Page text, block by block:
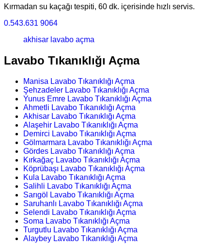
Kırmadan su kaçağı tespiti, 60 dk. içerisinde hızlı servis.
0.543.631 9064
akhisar lavabo açma
Lavabo Tıkanıklığı Açma
Manisa Lavabo Tıkanıklığı Açma
Şehzadeler Lavabo Tıkanıklığı Açma
Yunus Emre Lavabo Tıkanıklığı Açma
Ahmetli Lavabo Tıkanıklığı Açma
Akhisar Lavabo Tıkanıklığı Açma
Alaşehir Lavabo Tıkanıklığı Açma
Demirci Lavabo Tıkanıklığı Açma
Gölmarmara Lavabo Tıkanıklığı Açma
Gördes Lavabo Tıkanıklığı Açma
Kırkağaç Lavabo Tıkanıklığı Açma
Köprübaşı Lavabo Tıkanıklığı Açma
Kula Lavabo Tıkanıklığı Açma
Salihli Lavabo Tıkanıklığı Açma
Sarıgöl Lavabo Tıkanıklığı Açma
Saruhanlı Lavabo Tıkanıklığı Açma
Selendi Lavabo Tıkanıklığı Açma
Soma Lavabo Tıkanıklığı Açma
Turgutlu Lavabo Tıkanıklığı Açma
Alaybey Lavabo Tıkanıklığı Açma